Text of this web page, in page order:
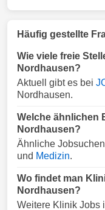
Häufig gestellte
Wie viele freie
Nordhausen?
Aktuell gibt es bei
Nordhausen.
Welche ähnlichen
Nordhausen?
Ähnliche
und Medizin.
Wo findet man
Nordhausen?
Weitere Klinik Jobs